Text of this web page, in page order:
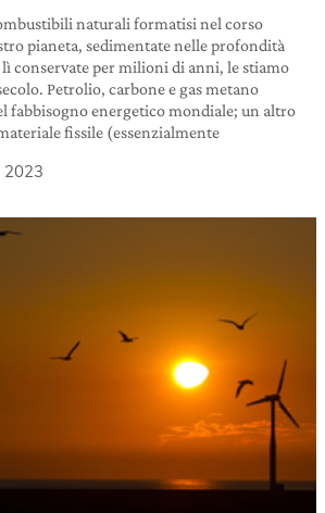
naturali formatisi nel corso
pianeta, sedimentate nelle profondità
conservate per milioni di anni, le stiamo
Petrolio, carbone e gas metano
fabbisogno energetico mondiale; un altro
fissile (essenzialmente
2023